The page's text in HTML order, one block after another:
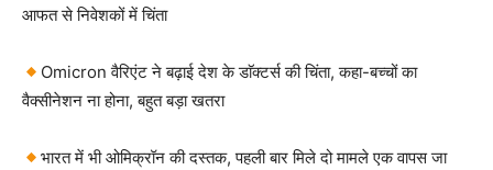
आफत से निवेशकों में चिंता
Omicron वैरिएंट ने बढ़ाई देश के डाॅक्टर्स की चिंता, कहा-बच्चों का
वैक्सीनेशन ना होना, बहुत बड़ा खतरा
भारत में भी ओमिक्रॉन की दस्तक, पहली बार मिले दो मामले एक वापस जा